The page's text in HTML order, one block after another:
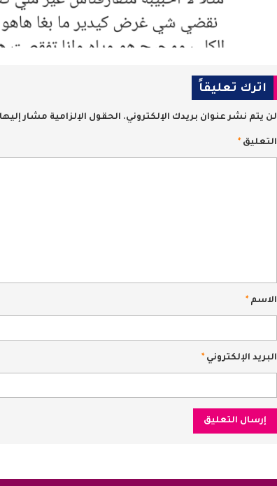
اترك تعليقاً
لن يتم نشر عنوان بريدك الإلكتروني. الحقول الإلزامية مشار إليها
التعليق*
الاسم*
البريد الإلكتروني*